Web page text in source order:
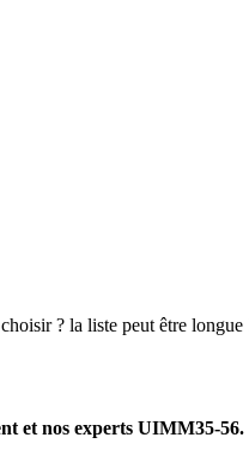
? la liste peut être
et nos experts UIMM35-56.